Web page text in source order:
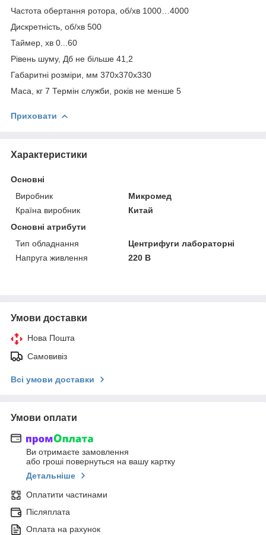
Частота обертання ротора, об/хв 1000…4000
Дискретність, об/хв 500
Таймер, хв 0...60
Рівень шуму, Дб не більше 41,2
Габаритні розміри, мм 370х370х330
Маса, кг 7 Термін служби, років не менше 5
Приховати
Характеристики
Основні
Виробник
Микромед
Країна виробник
Китай
Основні атрибути
Тип обладнання
Центрифуги лабораторні
Напруга живлення
220 В
Умови доставки
Нова Пошта
Самовивіз
Всі умови доставки
Умови оплати
Ви отримаєте замовлення
або гроші повернуться на вашу картку
Детальніше
Оплатити частинами
Післяплата
Оплата на рахунок